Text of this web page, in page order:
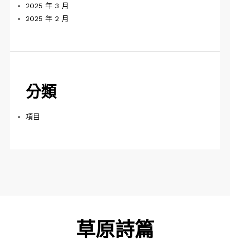
2025 年 3 月
2025 年 2 月
分類
項目
草原詩篇